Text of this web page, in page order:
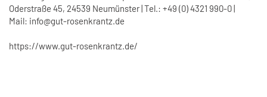
Oderstraße 45, 24539 Neumünster | Tel.: +49 (0) 4321 990-0 |
Mail: info@gut-rosenkrantz.de
https://www.gut-rosenkrantz.de/